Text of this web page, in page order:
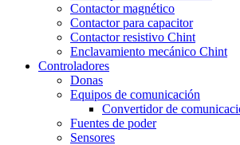
Contactor magnético
Contactor para capacitor
Contactor resistivo Chint
Enclavamiento mecánico Chint
Controladores
Donas
Equipos de comunicación
Convertidor de
Fuentes de poder
Sensores